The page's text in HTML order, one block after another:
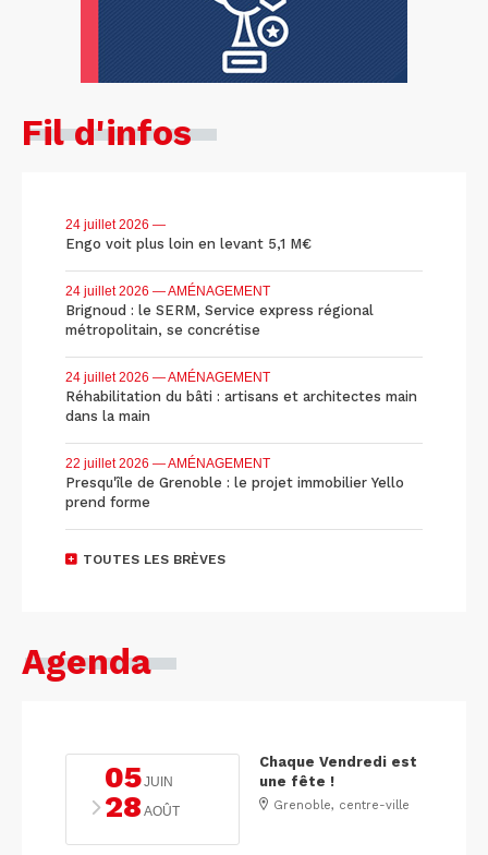
Fil d'infos
24 juillet 2026 —
Engo voit plus loin en levant 5,1 M€
24 juillet 2026 — AMÉNAGEMENT
Brignoud : le SERM, Service express régional
métropolitain, se concrétise
24 juillet 2026 — AMÉNAGEMENT
Réhabilitation du bâti : artisans et architectes main
dans la main
22 juillet 2026 — AMÉNAGEMENT
Presqu'île de Grenoble : le projet immobilier Yello
prend forme
TOUTES LES BRÈVES
Agenda
05JUIN
28 AOÛT
Chaque Vendredi est
une fête !
Grenoble, centre-ville